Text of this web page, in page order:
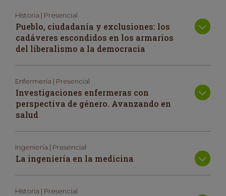
Historia | Presencial
Pueblo, ciudadanía y exclusiones: los
cadáveres escondidos en los armarios
del liberalismo a la democracia
Enfermería | Presencial
Investigaciones enfermeras con
perspectiva de género. Avanzando en
salud
Ingeniería | Presencial
La ingeniería en la medicina
Historia | Presencial